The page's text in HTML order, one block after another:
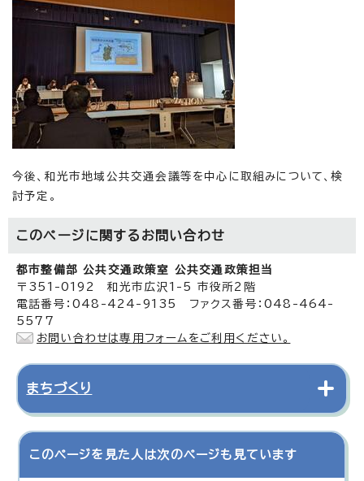
今後、和光市地域公共交通会議等を中心に取組みについて、検
討予定。
このページに関する お問い合わせ
都市整備部 公共交通政策室 公共交通政策担当
〒351-0192 和光市広沢1-5 市役所2階
電話番号：048-424-9135 ファクス番号：048-464-
5577
お問い合わせは専用フォームをご利用ください。
まちづくり
このページを見た人は次のページも見ています